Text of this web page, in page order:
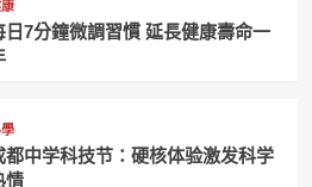
日7分鐘微調習慣 延長健康壽命一
都中学科技节：硬核体验激发科学
情